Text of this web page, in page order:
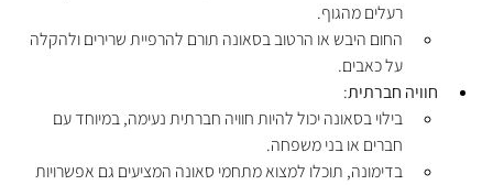
רעלים מהגוף.
החום היבש או הרטוב בסאונה תורם להרפיית שרירים ולהקלה
על כאבים.
חוויה חברתית:
בילוי בסאונה יכול להיות חוויה חברתית נעימה, במיוחד עם
חברים או בני משפחה.
בדימונה, תוכלו למצוא מתחמי סאונה המציעים גם אפשרויות